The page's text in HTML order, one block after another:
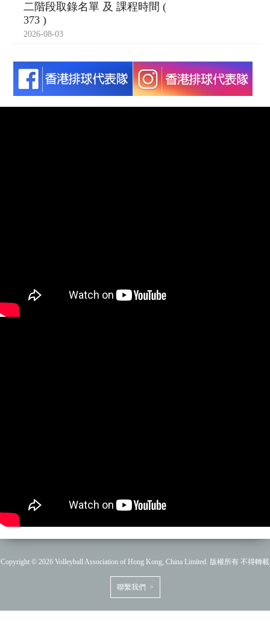
二階段取錄名單 及 課程時間 (
373 )
2026-08-03
Copyright © 2026 Volleyball Association of Hong Kong, China Limited. 版權所有 不得轉載
聯繫我們 >